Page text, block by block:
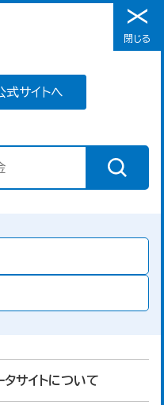
メニュー
式サイトへ
サイトについて
閉じる